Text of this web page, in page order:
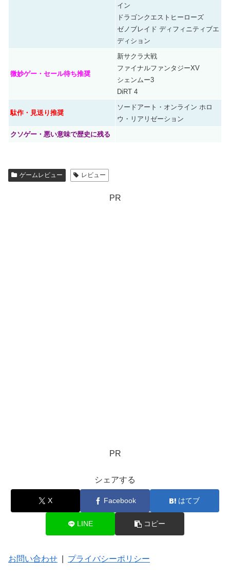
イン
ドラゴンクエストヒーローズ
ゼノブレイド ディフィニティブエ
ディション
微妙ゲー・セール待ち推奨
新サクラ大戦
ファイナルファンタジーXV
シェンムー3
DiRT 4
駄作・見送り推奨
ソードアート・オンライン ホロ
ウ・リアリゼーション
クソゲー・悪い意味で歴史に残る
ゲームレビュー レビュー
PR
PR
シェアする
X Facebook はてブ
LINE コピー
お問い合わせ プライバシーポリシー